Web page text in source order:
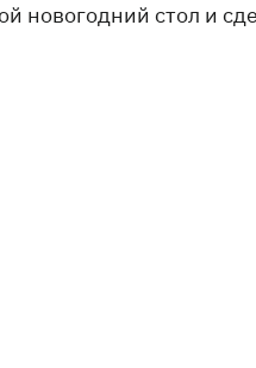
новогодний стол и